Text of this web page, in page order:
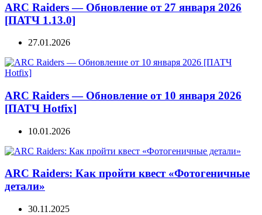
ARC Raiders — Обновление от 27 января 2026
[ПАТЧ 1.13.0]
27.01.2026
ARC Raiders — Обновление от 10 января 2026
[ПАТЧ Hotfix]
10.01.2026
ARC Raiders: Как пройти квест «Фотогеничные
детали»
30.11.2025